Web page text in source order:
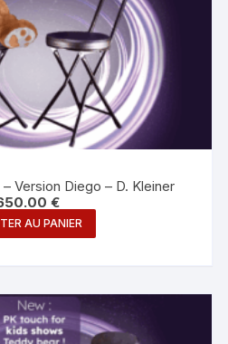
Version Diego – D. Kleiner
€
AU PANIER